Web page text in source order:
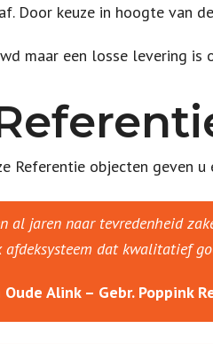
Door keuze in hoogte van
maar een losse levering is
Referentie objecten geven
al jaren naar tevredenheid
afdeksysteem dat kwalitatief
Alink – Gebr. Poppink